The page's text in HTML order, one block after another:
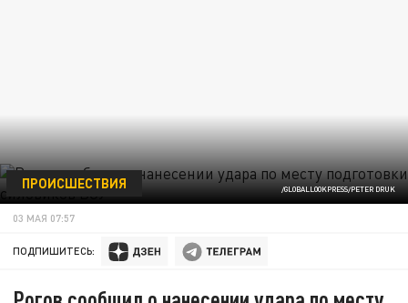
/GLOBALLOOKPRESS/PETER DRUK
ПРОИСШЕСТВИЯ
03 МАЯ 07:57
ПОДПИШИТЕСЬ: